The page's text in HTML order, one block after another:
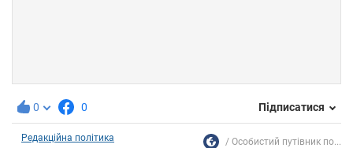
0 0 Підписатися
Редакційна політика Особистий путівник по...